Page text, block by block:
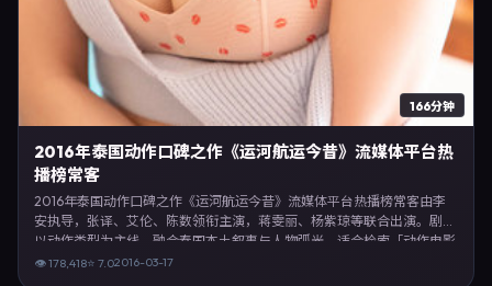
166分钟
2016年泰国动作口碑之作《运河航运今昔》流媒体平台热
播榜常客
2016年泰国动作口碑之作《运河航运今昔》流媒体平台热播榜常客由李
安执导，张译、艾伦、陈数领衔主演，蒋雯丽、杨紫琼等联合出演。剧情
以动作类型为主线，融合泰国本土叙事与人物弧光，适合检索「动作电影
泰国 李安 张译」等关键词的观众。2016年3月17日于泰国主流院线上映，
👁178,418⭐ 7.02016-03-17